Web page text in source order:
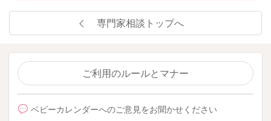
専門家相談トップへ
ご利用のルールとマナー
ベビーカレンダーへのご意見をお聞かせください